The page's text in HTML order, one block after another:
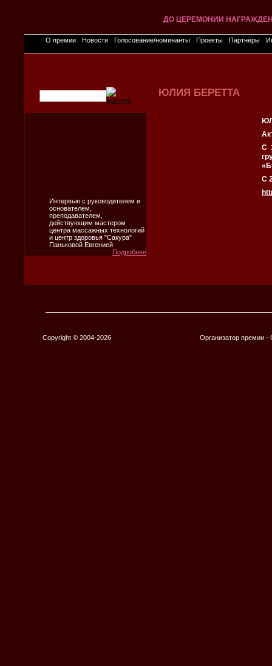
ДО ЦЕРЕМОНИИ
О премии Новости Голосование/номинанты Проекты Партнёры
Интервью с руководителем и
основателем,
преподавателем,
действующим мастером
центра массажных технологий
и центр здоровья "Сакура"
Паньковой Евгенией
Подробнее
ЮЛИЯ БЕРЕТТА
С
С
Copyright © 2004-2026 Организатор